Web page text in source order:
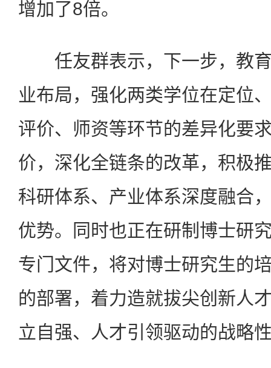
增加了8倍。
任友群表示，下一步，教育
业布局，强化两类学位在定位
评价、师资等环节的差异化要
价，深化全链条的改革，积极
科研体系、产业体系深度融合
优势。同时也正在研制博士研
专门文件，将对博士研究生的
的部署，着力造就拔尖创新人
立自强、人才引领驱动的战略